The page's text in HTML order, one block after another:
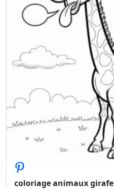
coloriage animaux girafe